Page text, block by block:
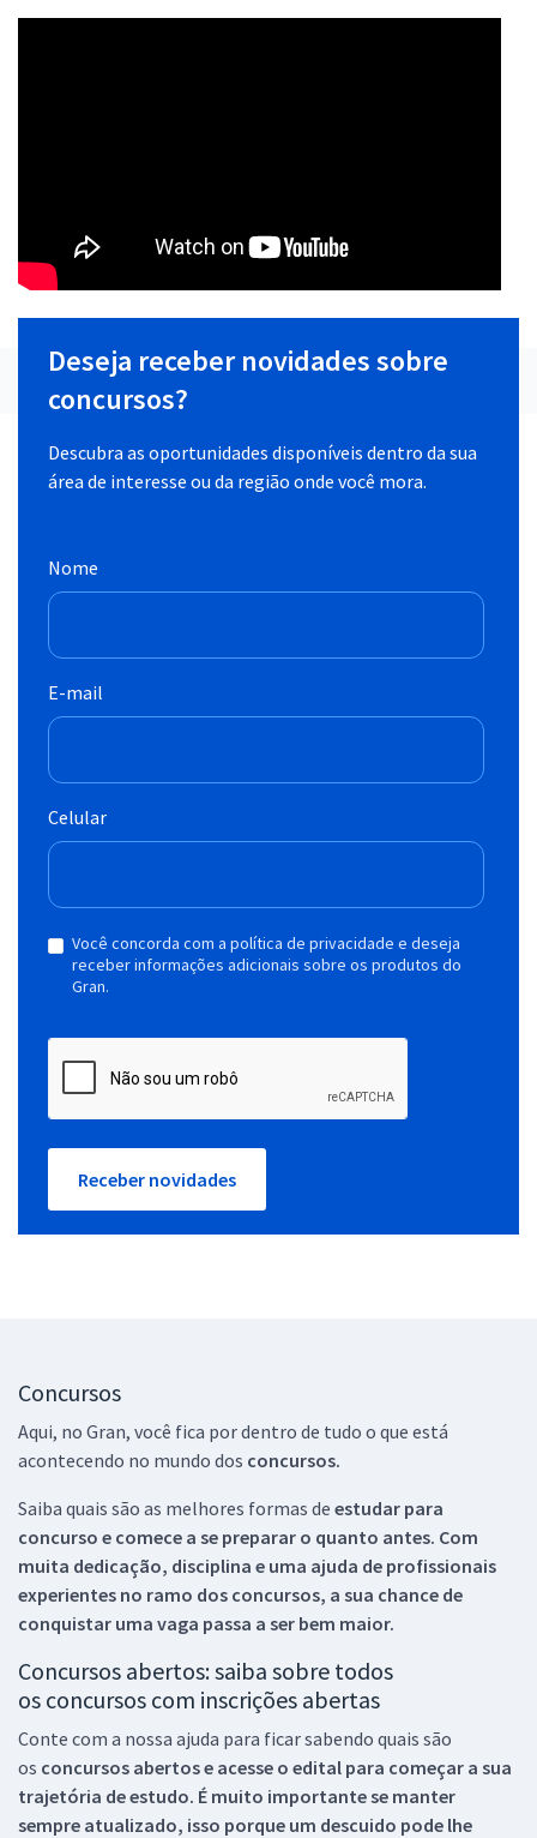
Deseja receber novidades sobre
concursos?
Descubra as oportunidades disponíveis dentro da sua
área de interesse ou da região onde você mora.
Nome
E-mail
Celular
Você concorda com a política de privacidade e deseja
receber informações adicionais sobre os produtos do
Gran.
Receber novidades
Concursos
Aqui, no Gran, você fica por dentro de tudo o que está
acontecendo no mundo dos concursos.
Saiba quais são as melhores formas de estudar para
concurso e comece a se preparar o quanto antes. Com
muita dedicação, disciplina e uma ajuda de profissionais
experientes no ramo dos concursos, a sua chance de
conquistar uma vaga passa a ser bem maior.
Concursos abertos: saiba sobre todos
os concursos com inscrições abertas
Conte com a nossa ajuda para ficar sabendo quais são
os concursos abertos e acesse o edital para começar a sua
trajetória de estudo. É muito importante se manter
sempre atualizado, isso porque um descuido pode lhe